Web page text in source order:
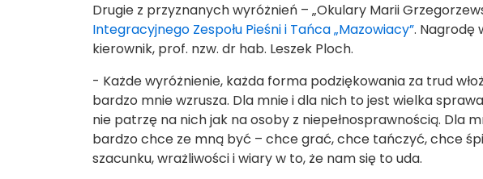
Drugie z przyznanych wyróżnień – „Okulary Marii
Integracyjnego Zespołu Pieśni i Tańca „Mazowiacy”. Nagrodę
kierownik, prof. nzw. dr hab. Leszek Ploch.
- Każde wyróżnienie, każda forma podziękowania za trud
bardzo mnie wzrusza. Dla mnie i dla nich to jest wielka
nie patrzę na nich jak na osoby z niepełnosprawnością. Dla
bardzo chce ze mną być – chce grać, chce tańczyć, chce
szacunku, wrażliwości i wiary w to, że nam się to uda.